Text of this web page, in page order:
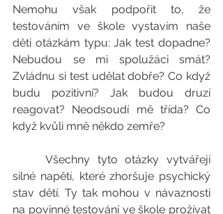
Nemohu však podpořit to, že
testováním ve škole vystavím naše
děti otázkám typu: Jak test dopadne?
Nebudou se mi spolužáci smát?
Zvládnu si test udělat dobře? Co když
budu pozitivní? Jak budou druzí
reagovat? Neodsoudí mě třída? Co
když kvůli mně někdo zemře?
silné napětí, které zhoršuje psychický
stav dětí. Ty tak mohou v návaznosti
na povinné testování ve škole prožívat